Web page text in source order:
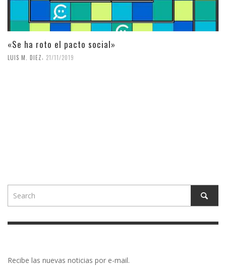
«Se ha roto el pacto social»
LUIS M. DIEZ 21/11/2019
Recibe las nuevas noticias por e-mail.